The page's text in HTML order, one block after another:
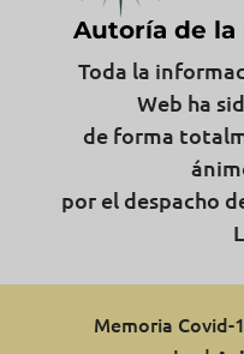
Autoría de
Toda la
Web ha
de forma
por el despacho
Memoria Covid-